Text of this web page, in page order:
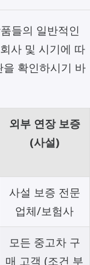
들의 일반적인
사 및 시기에 따
확인하시기 바
외부 연장 보증
(사설)
사설 보증 전문
업체/보험사
모든 중고차 구
매 고객 (조건 부